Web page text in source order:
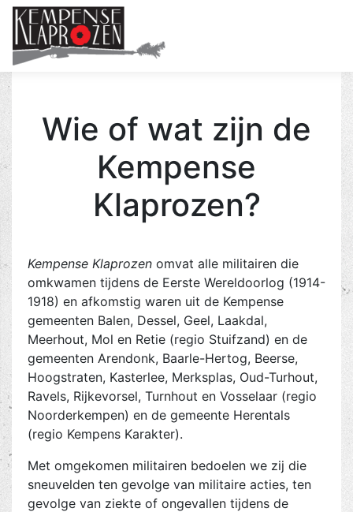
Wie of wat zijn de
Kempense
Klaprozen?
Kempense Klaprozen omvat alle militairen die
omkwamen tijdens de Eerste Wereldoorlog (1914-
1918) en afkomstig waren uit de Kempense
gemeenten Balen, Dessel, Geel, Laakdal,
Meerhout, Mol en Retie (regio Stuifzand) en de
gemeenten Arendonk, Baarle-Hertog, Beerse,
Hoogstraten, Kasterlee, Merksplas, Oud-Turhout,
Ravels, Rijkevorsel, Turnhout en Vosselaar (regio
Noorderkempen) en de gemeente Herentals
(regio Kempens Karakter).
Met omgekomen militairen bedoelen we zij die
sneuvelden ten gevolge van militaire acties, ten
gevolge van ziekte of ongevallen tijdens de